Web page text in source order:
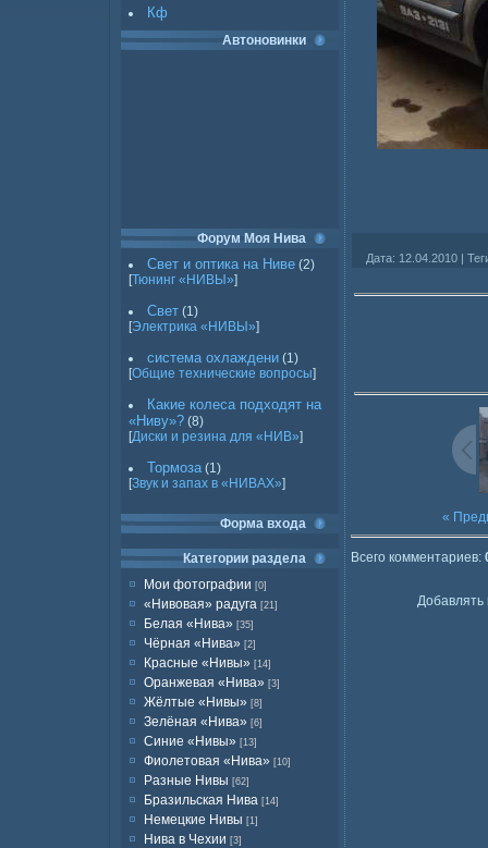
Кф
Автоновинки
Форум Моя Нива
Свет и оптика на Ниве (2)
[Тюнинг «НИВЫ»]
Свет (1)
[Электрика «НИВЫ»]
система охлаждени (1)
[Общие технические вопросы]
Какие колеса подходят на
«Ниву»? (8)
[Диски и резина для «НИВ»]
Тормоза (1)
[Звук и запах в «НИВАХ»]
Форма входа
Категории раздела
Мои фотографии [0]
«Нивовая» радуга [21]
Белая «Нива» [35]
Чёрная «Нива» [2]
Красные «Нивы» [14]
Оранжевая «Нива» [3]
Жёлтые «Нивы» [8]
Зелёная «Нива» [6]
Синие «Нивы» [13]
Фиолетовая «Нива» [10]
Разные Нивы [62]
Бразильская Нива [14]
Немецкие Нивы [1]
Нива в Чехии [3]
Дата: 12.04.2010 |
«
Всего комментариев:
Добавлять